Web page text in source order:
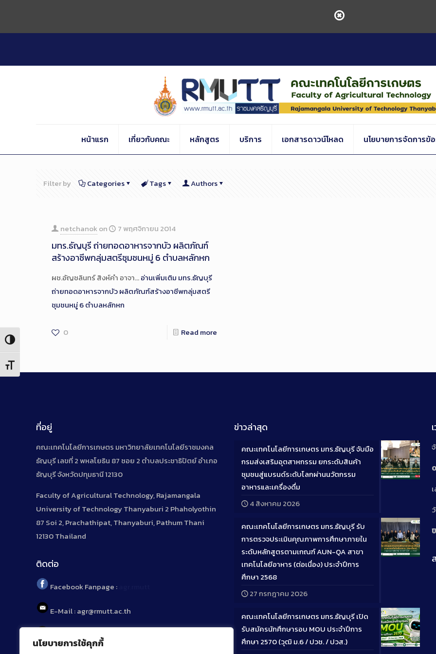
นโยบายการใช้คุกกี้
Content
Toggle High Contrast
Toggle Font size
หน้าแรก เกี่ยวกับคณะ หลักสูตร บริการ เอกสารดาวน์โหลด นโยบายการจัดการข้
Filter by Categories Tags Authors
netchanokon 7 พฤศจิกายน 2014
มทร.ธัญบุรี ถ่ายทอดอาหารจากบัว ผลิตภัณฑ์
สร้างอาชีพกลุ่มสตรีชุมชนหมู่ 6 ตำบลหลักหก
ผช.อัญชลินทร์ สิงห์คำ อาจา…อ่านเพิ่มเติม มทร.ธัญบุรี
ถ่ายทอดอาหารจากบัว ผลิตภัณฑ์สร้างอาชีพกลุ่มสตรี
ชุมชนหมู่ 6 ตำบลหลักหก
0 Read more
ที่อยู่
คณะเทคโนโลยีการเกษตร มหาวิทยาลัยเทคโนโลยีราชมงคล
ธัญบุรี เลขที่ 2 พหลโยธิน 87 ซอย 2 ตำบลประชาธิปัตย์ อำเภอ
ธัญบุรี จังหวัดปทุมธานี 12130
Faculty of Agricultural Technology, Rajamangala
University of Technology Thanyaburi 2 Phaholyothin
87 Soi 2, Prachathipat, Thanyaburi, Pathum Thani
12130 Thailand
ติดต่อ
Facebook Fanpage :
E-Mail : agr@rmutt.ac.th
Tel : 02 592 1955
ข่าวล่าสุด
Long
คณะเทคโนโลยีการเกษตร มทร.ธัญบุรี จับมือ
กรมส่งเสริมอุตสาหกรรม ยกระดับสินค้า
ชุมชนสู่แบรนด์ระดับโลกผ่านนวัตกรรม
อาหารและเครื่องดื่ม
4 สิงหาคม 2026
Long
คณะเทคโนโลยีการเกษตร มทร.ธัญบุรี รับ
การตรวจประเมินคุณภาพการศึกษาภายใน
ระดับหลักสูตรตามเกณฑ์ AUN-QA สาขา
เทคโนโลยีอาหาร (ต่อเนื่อง) ประจำปีการ
ศึกษา 2568
27 กรกฎาคม 2026
Long
คณะเทคโนโลยีการเกษตร มทร.ธัญบุรี เปิด
รับสมัครนักศึกษารอบ MOU ประจำปีการ
ศึกษา 2570 (วุฒิ ม.6 / ปวช. / ปวส.)